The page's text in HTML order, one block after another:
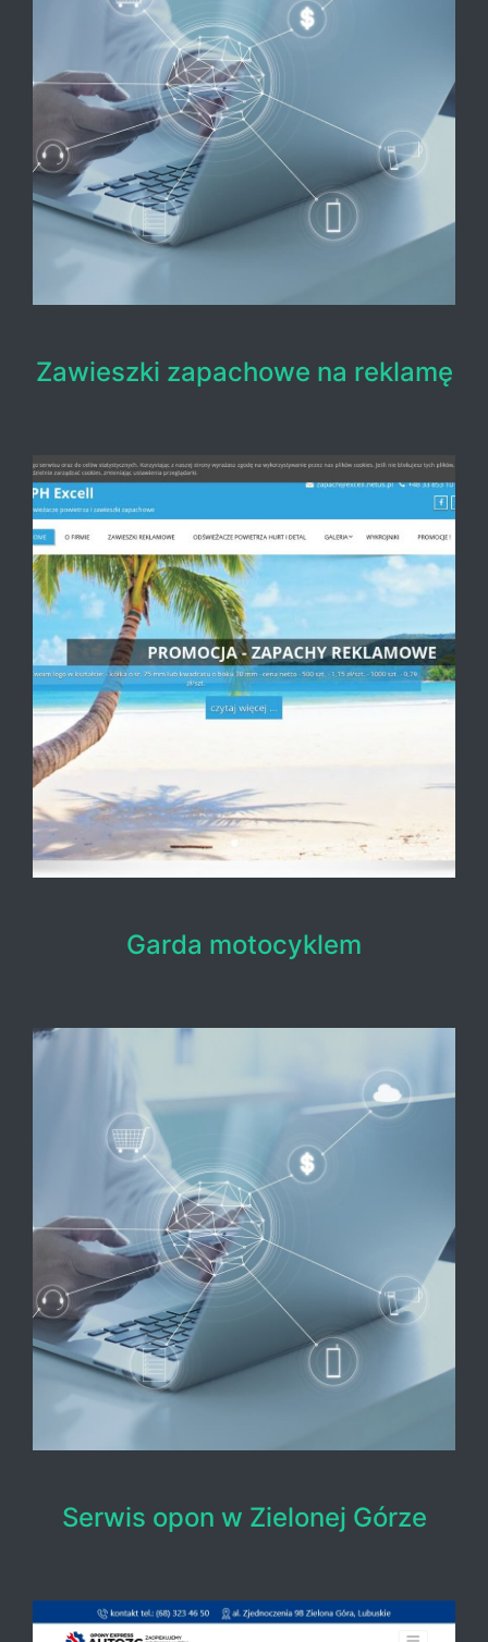
Zawieszki zapachowe na reklamę
Garda motocyklem
Serwis opon w Zielonej Górze